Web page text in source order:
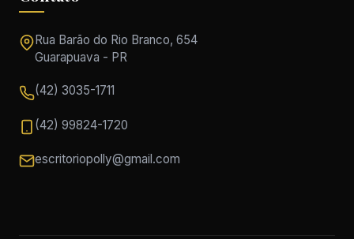
Rua Barão do Rio Branco, 654
Guarapuava - PR
(42) 3035-1711
(42) 99824-1720
escritoriopolly@gmail.com